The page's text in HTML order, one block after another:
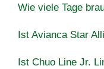
Wie viele Tage
Ist Avianca Star
Ist Chuo Line Jr.